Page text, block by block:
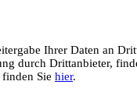
Ihrer Daten an
durch Drittanbieter,
finden Sie hier.